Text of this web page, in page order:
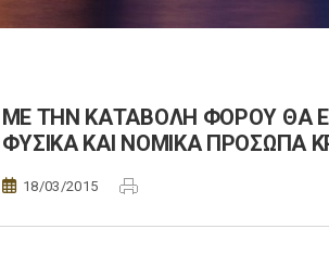
ΜΕ ΤΗΝ ΚΑΤΑΒΟΛΗ ΦΟΡΟΥ ΘΑ
ΦΥΣΙΚΑ ΚΑΙ ΝΟΜΙΚΑ ΠΡΟΣΩΠΑ
18/03/2015